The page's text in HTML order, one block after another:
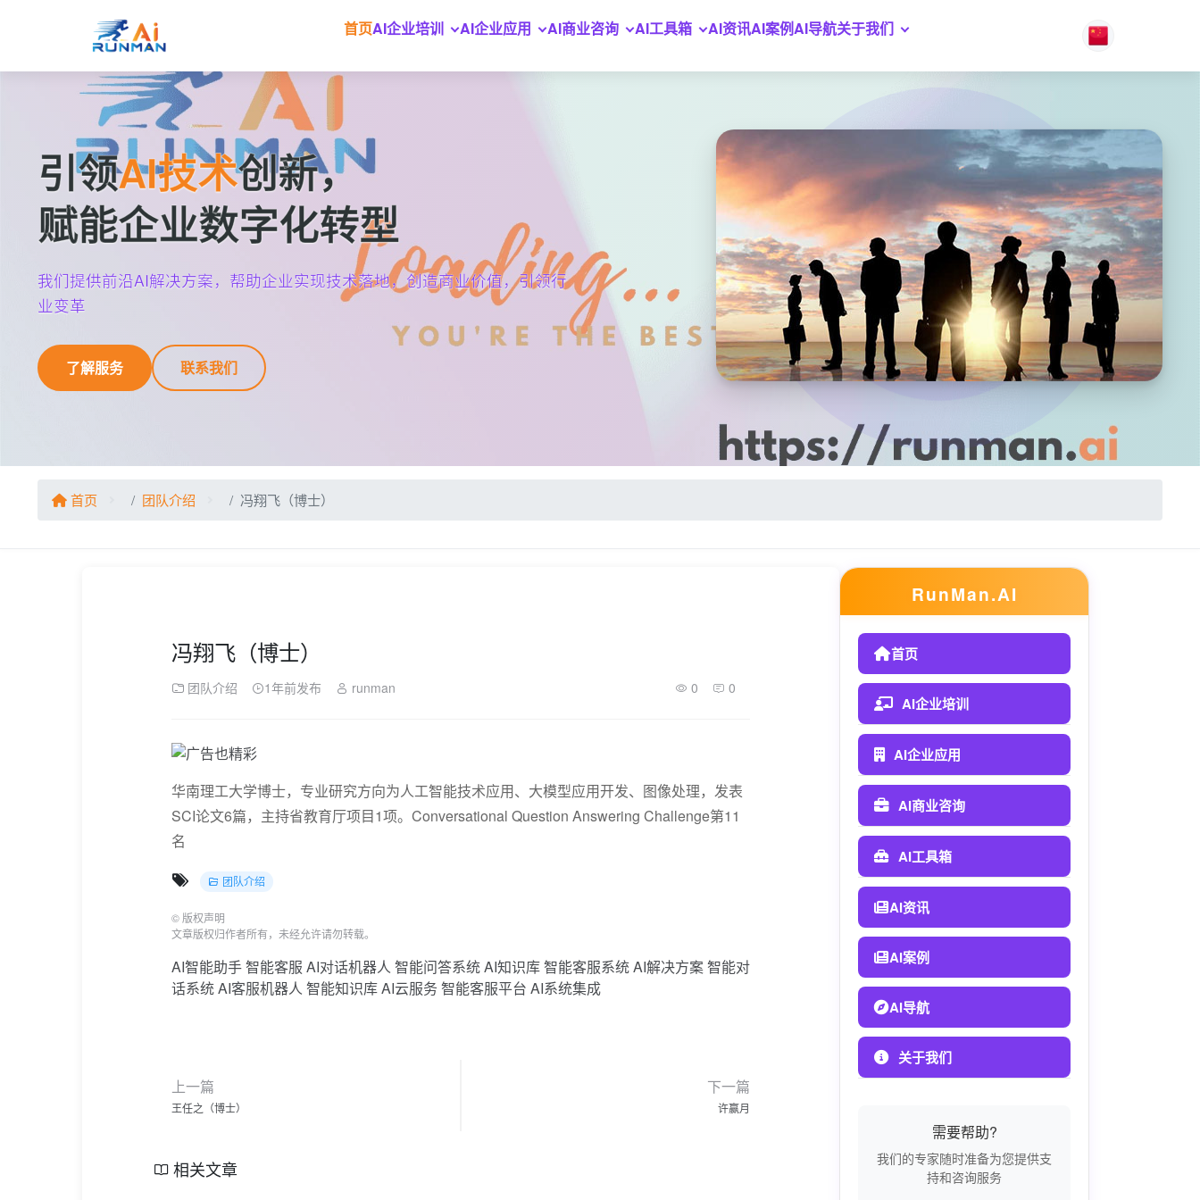
首页AI企业培训 AI企业应用 AI商业咨询 AI工具箱 AI资讯AI案例AI导航关于我们
引领AI技术创新，
赋能企业数字化转型
我们提供前沿AI解决方案，帮助企业实现技术落地，创造商业价值，引领行
业变革
了解服务 联系我们
首页 团队介绍 冯翔飞（博士）
冯翔飞（博士）
团队介绍 1年前发布 runman 0 0
华南理工大学博士，专业研究方向为人工智能技术应用、大模型应用开发、图像处理，发表
SCI论文6篇，主持省教育厅项目1项。Conversational Question Answering Challenge第11
名
团队介绍
© 版权声明
文章版权归作者所有，未经允许请勿转载。
AI智能助手智能客服 AI对话机器人 智能问答系统AI知识库智能客服系统AI解决方案智能对
话系统AI客服机器人 智能知识库AI云服务 智能客服平台 AI系统集成
上一篇
王任之（博士）
下一篇
许赢月
相关文章
RunMan.AI
首页
AI企业培训
AI企业应用
AI商业咨询
AI工具箱
AI资讯
AI案例
AI导航
关于我们
需要帮助?
我们的专家随时准备为您提供支
持和咨询服务